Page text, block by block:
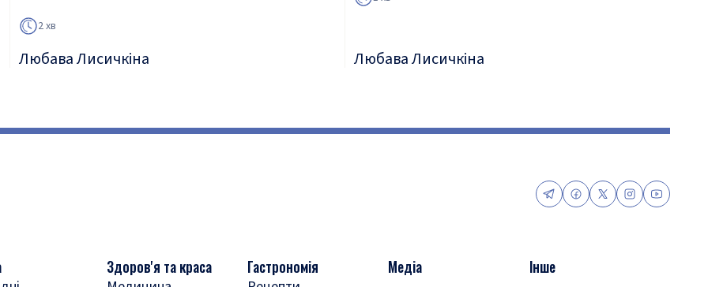
2 хв
Любава Лисичкіна Любава Лисичкіна
Здоров'я та краса Гастрономія Медіа Інше